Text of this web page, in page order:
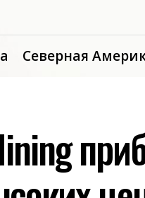
Северная